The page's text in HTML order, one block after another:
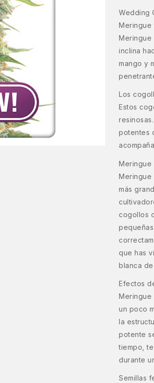
Wedding
Meringue
Meringue
inclina
mango y
Los
Estos
potentes
Meringue
más
cogollos
que has
blanca
Efectos
Meringue
un poco
la
potente
tiempo,
durante
Semillas